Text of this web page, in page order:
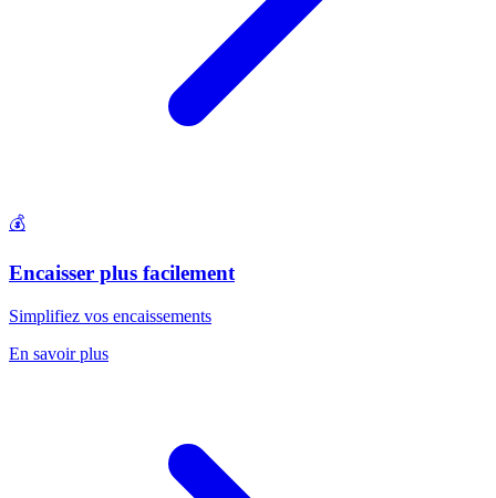
💰
Encaisser plus facilement
Simplifiez vos encaissements
En savoir plus